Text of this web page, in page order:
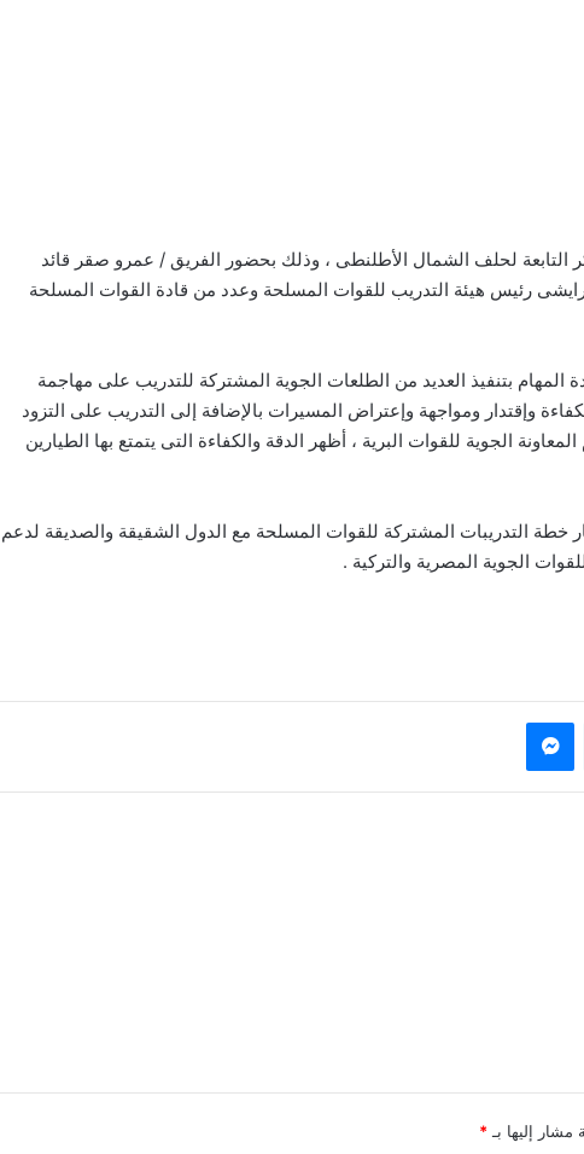
التابعة لحلف الشمال الأطلنطى ، وذلك بحضور الفريق / عمرو صقر قائد
رئيس هيئة التدريب للقوات المسلحة وعدد من قادة القوات المسلحة
المهام بتنفيذ العديد من الطلعات الجوية المشتركة للتدريب على مهاجمة
وإقتدار ومواجهة وإعتراض المسيرات بالإضافة إلى التدريب على التزود
الجوية للقوات البرية ، أظهر الدقة والكفاءة التى يتمتع بها الطيارين
” نسر الأناضول – 2026 ” فى إطار خطة التدريبات المشتركة للقوات المسلحة مع الدول الشقيقة والصديقة لدعم
الجوية المصرية والتركية .
لينكدإن ماسنجر
مشار إليها بـ *